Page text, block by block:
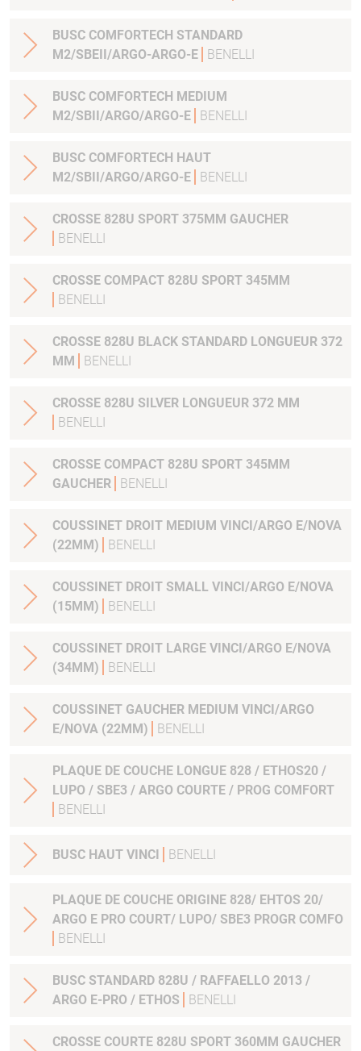
BUSC COMFORTECH STANDARD
M2/SBEII/ARGO-ARGO-E
BENELLI
BUSC COMFORTECH MEDIUM
M2/SBII/ARGO/ARGO-E
BENELLI
BUSC COMFORTECH HAUT
M2/SBII/ARGO/ARGO-E
BENELLI
CROSSE 828U SPORT 375MM GAUCHER
BENELLI
CROSSE COMPACT 828U SPORT 345MM
BENELLI
CROSSE 828U BLACK STANDARD LONGUEUR 372
MM
BENELLI
CROSSE 828U SILVER LONGUEUR 372 MM
BENELLI
CROSSE COMPACT 828U SPORT 345MM
GAUCHER
BENELLI
COUSSINET DROIT MEDIUM VINCI/ARGO E/NOVA
(22MM)
BENELLI
COUSSINET DROIT SMALL VINCI/ARGO E/NOVA
(15MM)
BENELLI
COUSSINET DROIT LARGE VINCI/ARGO E/NOVA
(34MM)
BENELLI
COUSSINET GAUCHER MEDIUM VINCI/ARGO
E/NOVA (22MM)
BENELLI
PLAQUE DE COUCHE LONGUE 828 / ETHOS20 /
LUPO / SBE3 / ARGO COURTE / PROG COMFORT
BENELLI
BUSC HAUT VINCI BENELLI
PLAQUE DE COUCHE ORIGINE 828/ EHTOS 20/
ARGO E PRO COURT/ LUPO/ SBE3 PROGR COMFO
BENELLI
BUSC STANDARD 828U / RAFFAELLO 2013 /
ARGO E-PRO / ETHOS
BENELLI
CROSSE COURTE 828U SPORT 360MM GAUCHER